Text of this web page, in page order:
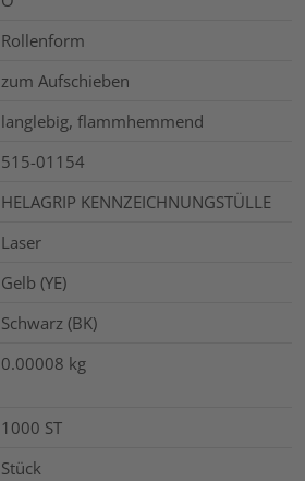
Rollenform
zum Aufschieben
langlebig, flammhemmend
515-01154
HELAGRIP KENNZEICHNUNGSTÜLLE
Laser
Gelb (YE)
Schwarz (BK)
0.00008 kg
1000 ST
Stück